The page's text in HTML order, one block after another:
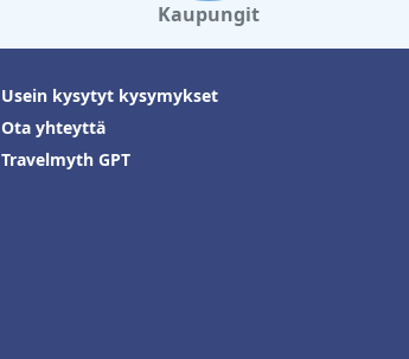
Kaupungit
Usein kysytyt kysymykset
Ota yhteyttä
Travelmyth GPT